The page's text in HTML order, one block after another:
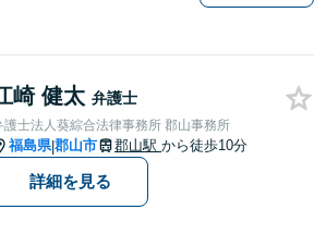
崎 健太 弁護士
護士法人葵綜合法律事務所 郡山事務所
福島県|郡山市 郡山駅 から徒歩10分
詳細を見る